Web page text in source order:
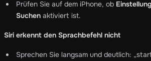
Prüfen Sie auf dem iPhone, ob
Suchen aktiviert ist.
Siri erkennt den Sprachbefehl nicht
Sprechen Sie langsam und deutlich: